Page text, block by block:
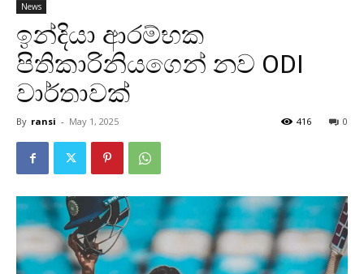
News
ඉන්දියා ආරම්භක
පිතිකාරිනියගෙන් නව ODI
වාර්තාවක්
By ransi - May 1, 2025 0
416